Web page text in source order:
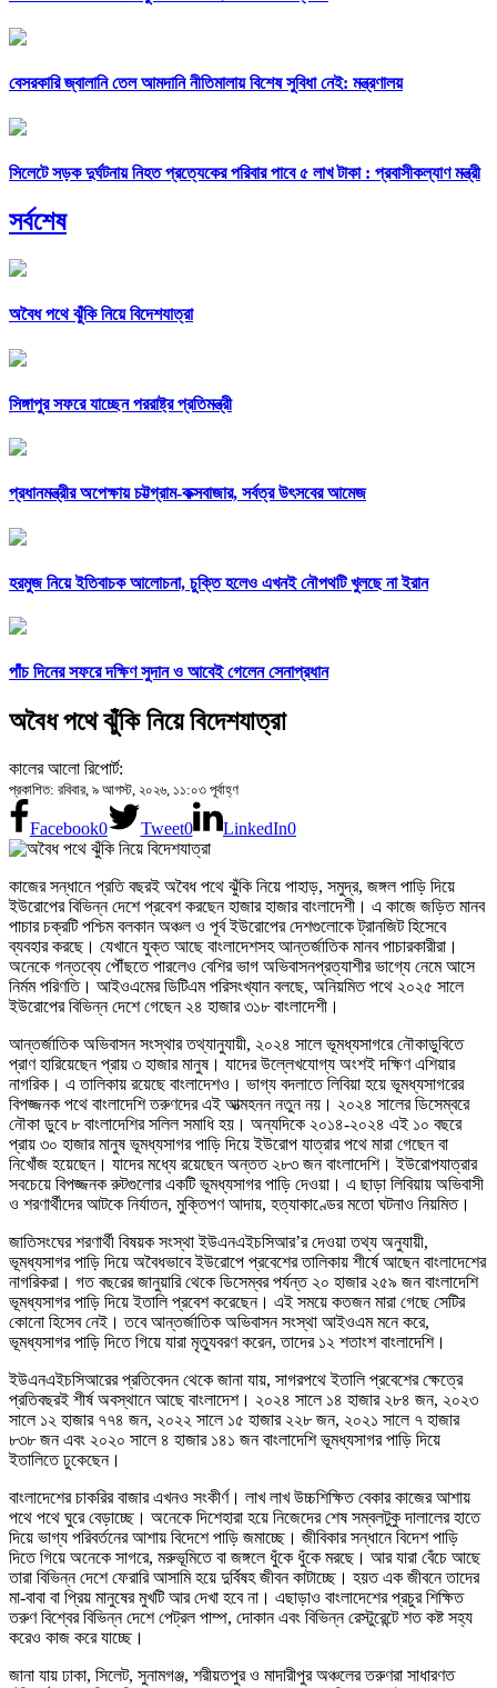
বেসরকারি জ্বালানি তেল আমদানি নীতিমালায় বিশেষ সুবিধা নেই: মন্ত্রণালয়
সিলেটে সড়ক দুর্ঘটনায় নিহত প্রত্যেকের পরিবার পাবে ৫ লাখ টাকা : প্রবাসীকল্যাণ মন্ত্রী
সর্বশেষ
অবৈধ পথে ঝুঁকি নিয়ে বিদেশযাত্রা
সিঙ্গাপুর সফরে যাচ্ছেন পররাষ্ট্র প্রতিমন্ত্রী
প্রধানমন্ত্রীর অপেক্ষায় চট্টগ্রাম-কক্সবাজার, সর্বত্র উৎসবের আমেজ
হরমুজ নিয়ে ইতিবাচক আলোচনা, চুক্তি হলেও এখনই নৌপথটি খুলছে না ইরান
পাঁচ দিনের সফরে দক্ষিণ সুদান ও আবেই গেলেন সেনাপ্রধান
অবৈধ পথে ঝুঁকি নিয়ে বিদেশযাত্রা
কালের আলো রিপোর্ট:
প্রকাশিত: রবিবার, ৯ আগস্ট, ২০২৬, ১১:০৩ পূর্বাহ্ণ
Facebook0 Tweet0 LinkedIn0
কাজের সন্ধানে প্রতি বছরই অবৈধ পথে ঝুঁকি নিয়ে পাহাড়, সমুদ্র, জঙ্গল পাড়ি দিয়ে
ইউরোপের বিভিন্ন দেশে প্রবেশ করছেন হাজার হাজার বাংলাদেশী। এ কাজে জড়িত মানব
পাচার চক্রটি পশ্চিম বলকান অঞ্চল ও পূর্ব ইউরোপের দেশগুলোকে ট্রানজিট হিসেবে
ব্যবহার করছে। যেখানে যুক্ত আছে বাংলাদেশসহ আন্তর্জাতিক মানব পাচারকারীরা।
অনেকে গন্তব্যে পৌঁছতে পারলেও বেশির ভাগ অভিবাসনপ্রত্যাশীর ভাগ্যে নেমে আসে
নির্মম পরিণতি। আইওএমের ডিটিএম পরিসংখ্যান বলছে, অনিয়মিত পথে ২০২৫ সালে
ইউরোপের বিভিন্ন দেশে গেছেন ২৪ হাজার ৩১৮ বাংলাদেশী।
আন্তর্জাতিক অভিবাসন সংস্থার তথ্যানুযায়ী, ২০২৪ সালে ভূমধ্যসাগরে নৌকাডুবিতে
প্রাণ হারিয়েছেন প্রায় ৩ হাজার মানুষ। যাদের উল্লেখযোগ্য অংশই দক্ষিণ এশিয়ার
নাগরিক। এ তালিকায় রয়েছে বাংলাদেশও। ভাগ্য বদলাতে লিবিয়া হয়ে ভূমধ্যসাগরের
বিপজ্জনক পথে বাংলাদেশি তরুণদের এই আত্মহনন নতুন নয়। ২০২৪ সালের ডিসেম্বরে
নৌকা ডুবে ৮ বাংলাদেশির সলিল সমাধি হয়। অন্যদিকে ২০১৪-২০২৪ এই ১০ বছরে
প্রায় ৩০ হাজার মানুষ ভূমধ্যসাগর পাড়ি দিয়ে ইউরোপ যাত্রার পথে মারা গেছেন বা
নিখোঁজ হয়েছেন। যাদের মধ্যে রয়েছেন অন্তত ২৮৩ জন বাংলাদেশি। ইউরোপযাত্রার
সবচেয়ে বিপজ্জনক রুটগুলোর একটি ভূমধ্যসাগর পাড়ি দেওয়া। এ ছাড়া লিবিয়ায় অভিবাসী
ও শরণার্থীদের আটকে নির্যাতন, মুক্তিপণ আদায়, হত্যাকাণ্ডের মতো ঘটনাও নিয়মিত।
জাতিসংঘের শরণার্থী বিষয়ক সংস্থা ইউএনএইচসিআর’র দেওয়া তথ্য অনুযায়ী,
ভূমধ্যসাগর পাড়ি দিয়ে অবৈধভাবে ইউরোপে প্রবেশের তালিকায় শীর্ষে আছেন বাংলাদেশের
নাগরিকরা। গত বছরের জানুয়ারি থেকে ডিসেম্বর পর্যন্ত ২০ হাজার ২৫৯ জন বাংলাদেশি
ভূমধ্যসাগর পাড়ি দিয়ে ইতালি প্রবেশ করেছেন। এই সময়ে কতজন মারা গেছে সেটির
কোনো হিসেব নেই। তবে আন্তর্জাতিক অভিবাসন সংস্থা আইওএম মনে করে,
ভূমধ্যসাগর পাড়ি দিতে গিয়ে যারা মৃত্যুবরণ করেন, তাদের ১২ শতাংশ বাংলাদেশি।
ইউএনএইচসিআরের প্রতিবেদন থেকে জানা যায়, সাগরপথে ইতালি প্রবেশের ক্ষেত্রে
প্রতিবছরই শীর্ষ অবস্থানে আছে বাংলাদেশ। ২০২৪ সালে ১৪ হাজার ২৮৪ জন, ২০২৩
সালে ১২ হাজার ৭৭৪ জন, ২০২২ সালে ১৫ হাজার ২২৮ জন, ২০২১ সালে ৭ হাজার
৮৩৮ জন এবং ২০২০ সালে ৪ হাজার ১৪১ জন বাংলাদেশি ভূমধ্যসাগর পাড়ি দিয়ে
ইতালিতে ঢুকেছেন।
বাংলাদেশের চাকরির বাজার এখনও সংকীর্ণ। লাখ লাখ উচ্চশিক্ষিত বেকার কাজের আশায়
পথে পথে ঘুরে বেড়াচ্ছে। অনেকে দিশেহারা হয়ে নিজেদের শেষ সম্বলটুকু দালালের হাতে
দিয়ে ভাগ্য পরিবর্তনের আশায় বিদেশে পাড়ি জমাচ্ছে। জীবিকার সন্ধানে বিদেশ পাড়ি
দিতে গিয়ে অনেকে সাগরে, মরুভূমিতে বা জঙ্গলে ধুঁকে ধুঁকে মরছে। আর যারা বেঁচে আছে
তারা বিভিন্ন দেশে ফেরারি আসামি হয়ে দুর্বিষহ জীবন কাটাচ্ছে। হয়ত এক জীবনে তাদের
মা-বাবা বা প্রিয় মানুষের মুখটি আর দেখা হবে না। এছাড়াও বাংলাদেশের প্রচুর শিক্ষিত
তরুণ বিশ্বের বিভিন্ন দেশে পেট্রল পাম্প, দোকান এবং বিভিন্ন রেস্টুরেন্টে শত কষ্ট সহ্য
করেও কাজ করে যাচ্ছে।
জানা যায় ঢাকা, সিলেট, সুনামগঞ্জ, শরীয়তপুর ও মাদারীপুর অঞ্চলের তরুণরা সাধারণত